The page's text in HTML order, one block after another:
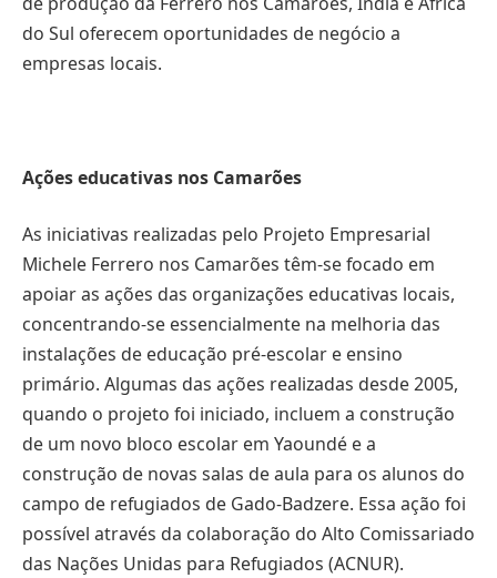
do Sul oferecem oportunidades de negócio a
empresas locais.
Ações educativas nos Camarões
As iniciativas realizadas pelo Projeto Empresarial
Michele Ferrero nos Camarões têm-se focado em
apoiar as ações das organizações educativas locais,
concentrando-se essencialmente na melhoria das
instalações de educação pré-escolar e ensino
primário. Algumas das ações realizadas desde 2005,
quando o projeto foi iniciado, incluem a construção
de um novo bloco escolar em Yaoundé e a
construção de novas salas de aula para os alunos do
campo de refugiados de Gado-Badzere. Essa ação foi
possível através da colaboração do Alto Comissariado
das Nações Unidas para Refugiados (ACNUR).